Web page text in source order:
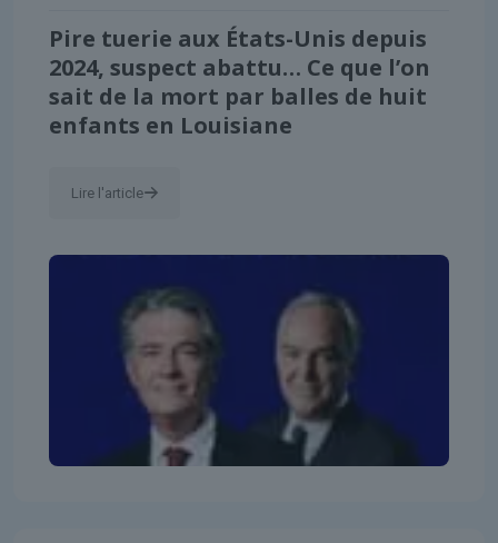
Pire tuerie aux États-Unis depuis
2024, suspect abattu… Ce que l’on
sait de la mort par balles de huit
enfants en Louisiane
Lire l'article